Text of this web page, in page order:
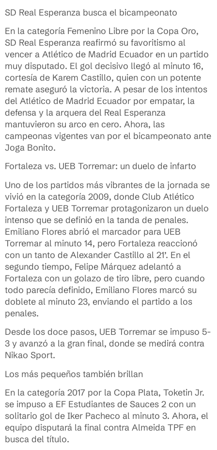
SD Real Esperanza busca el bicampeonato
En la categoría Femenino Libre por la Copa Oro,
SD Real Esperanza reafirmó su favoritismo al
vencer a Atlético de Madrid Ecuador en un partido
muy disputado. El gol decisivo llegó al minuto 16,
cortesía de Karem Castillo, quien con un potente
remate aseguró la victoria. A pesar de los intentos
del Atlético de Madrid Ecuador por empatar, la
defensa y la arquera del Real Esperanza
mantuvieron su arco en cero. Ahora, las
campeonas vigentes van por el bicampeonato ante
Joga Bonito.
Fortaleza vs. UEB Torremar: un duelo de infarto
Uno de los partidos más vibrantes de la jornada se
vivió en la categoría 2009, donde Club Atlético
Fortaleza y UEB Torremar protagonizaron un duelo
intenso que se definió en la tanda de penales.
Emiliano Flores abrió el marcador para UEB
Torremar al minuto 14, pero Fortaleza reaccionó
con un tanto de Alexander Castillo al 21’. En el
segundo tiempo, Felipe Márquez adelantó a
Fortaleza con un golazo de tiro libre, pero cuando
todo parecía definido, Emiliano Flores marcó su
doblete al minuto 23, enviando el partido a los
penales.
Desde los doce pasos, UEB Torremar se impuso 5-
3 y avanzó a la gran final, donde se medirá contra
Nikao Sport.
Los más pequeños también brillan
En la categoría 2017 por la Copa Plata, Toketin Jr.
se impuso a EF Estudiantes de Sauces 2 con un
solitario gol de Iker Pacheco al minuto 3. Ahora, el
equipo disputará la final contra Almeida TPF en
busca del título.